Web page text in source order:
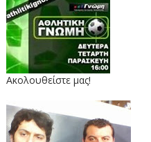
Ακολουθείστε μας!